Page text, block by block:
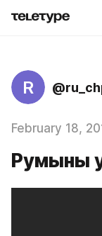
R
February 18,
Румыны